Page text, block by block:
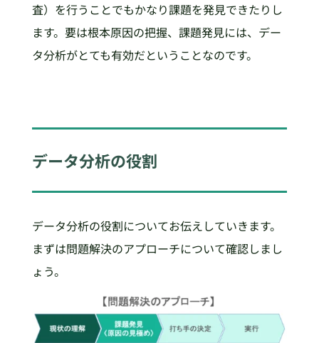
査）を行うことでもかなり課題を発見できたりし
ます。要は根本原因の把握、課題発見には、デー
タ分析がとても有効だということなのです。
データ分析の役割
データ分析の役割についてお伝えしていきます。
まずは問題解決のアプローチについて確認しまし
ょう。